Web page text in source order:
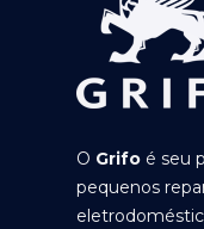
O Grifo é seu
pequenos